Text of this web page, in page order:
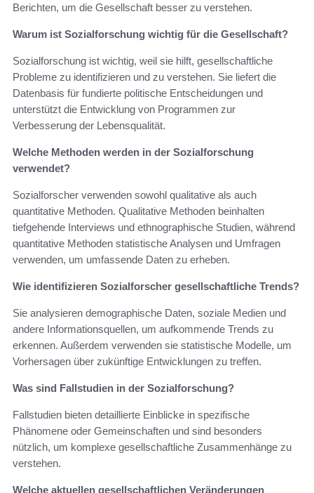
Berichten, um die Gesellschaft besser zu verstehen.
Warum ist Sozialforschung wichtig für die Gesellschaft?
Sozialforschung ist wichtig, weil sie hilft, gesellschaftliche
Probleme zu identifizieren und zu verstehen. Sie liefert die
Datenbasis für fundierte politische Entscheidungen und
unterstützt die Entwicklung von Programmen zur
Verbesserung der Lebensqualität.
Welche Methoden werden in der Sozialforschung
verwendet?
Sozialforscher verwenden sowohl qualitative als auch
quantitative Methoden. Qualitative Methoden beinhalten
tiefgehende Interviews und ethnographische Studien, während
quantitative Methoden statistische Analysen und Umfragen
verwenden, um umfassende Daten zu erheben.
Wie identifizieren Sozialforscher gesellschaftliche Trends?
Sie analysieren demographische Daten, soziale Medien und
andere Informationsquellen, um aufkommende Trends zu
erkennen. Außerdem verwenden sie statistische Modelle, um
Vorhersagen über zukünftige Entwicklungen zu treffen.
Was sind Fallstudien in der Sozialforschung?
Fallstudien bieten detaillierte Einblicke in spezifische
Phänomene oder Gemeinschaften und sind besonders
nützlich, um komplexe gesellschaftliche Zusammenhänge zu
verstehen.
Welche aktuellen gesellschaftlichen Veränderungen